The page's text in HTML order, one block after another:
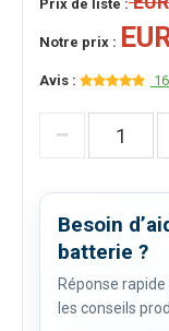
Prix de liste :
Notre prix :
Avis :
Besoin
batterie ?
Réponse
les conseils